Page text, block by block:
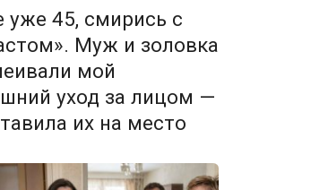
уже 45, смирись с
Муж и золовка
мой
уход за лицом —
их на место